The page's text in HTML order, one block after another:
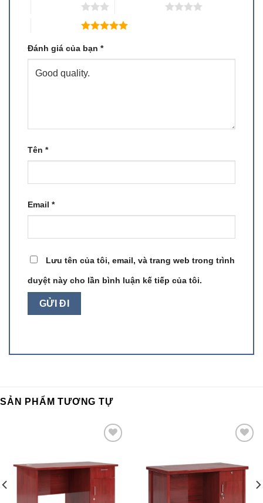
Đánh giá của bạn *
Tên *
Email *
Lưu tên của tôi, email, và trang web trong trình
duyệt này cho lần bình luận kế tiếp của tôi.
SẢN PHẨM TƯƠNG TỰ
Add to
wishlist
Add to